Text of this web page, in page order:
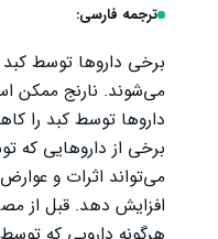
ترجمه فارسی:
برخی داروها توسط
می‌شوند. نارنج ممکن
داروها توسط کبد را
برخی از داروهایی که
می‌تواند اثرات و
افزایش دهد. قبل از